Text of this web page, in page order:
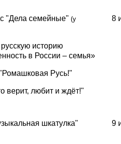
"Дела семейные" (у
историю
в России – семья»
Русь!"
верит, любит и ждёт!"
8
шкатулка" 9